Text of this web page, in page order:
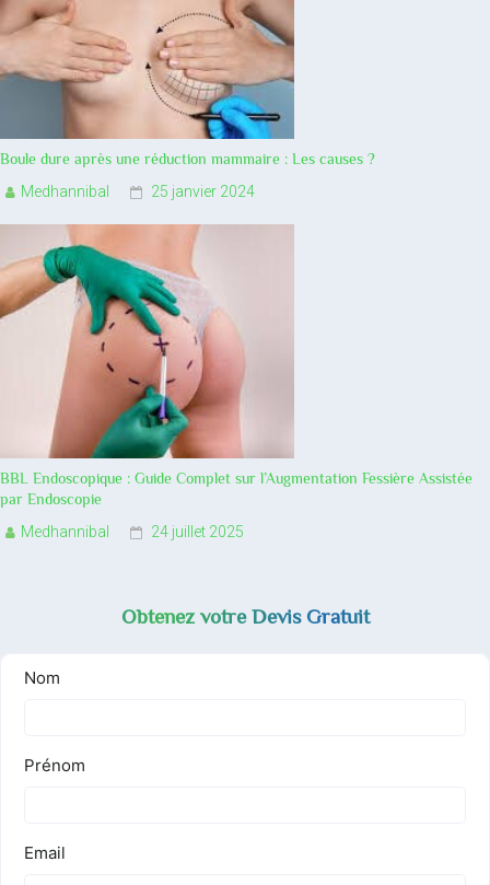
Boule dure après une réduction mammaire : Les causes ?
Medhannibal
25 janvier 2024
BBL Endoscopique : Guide Complet sur l’Augmentation Fessière Assistée
par Endoscopie
Medhannibal
24 juillet 2025
Obtenez votre Devis Gratuit